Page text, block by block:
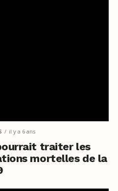
il y a 6 ans
traiter les
mortelles de la